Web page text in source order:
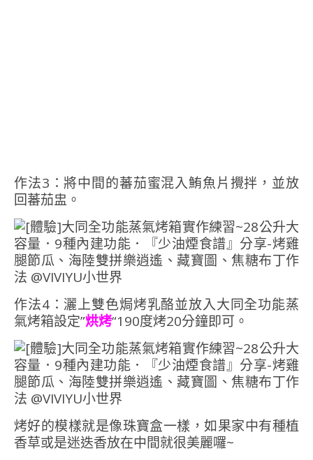
作法3：將中間的蕃茄蜜混入鮪魚片攪拌，並放
回蕃茄盅。
作法4：灑上雙色焗烤乳酪並放入大同全功能蒸
氣烤箱設定”烘烤“190度烤20分鐘即可。
烤好的模樣就是像珠寶盒一樣，如果家中有種植
香草或是迷迭香放在中間就很美麗囉~